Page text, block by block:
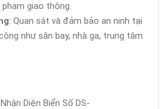
giao thông.
: Quan sát và đảm bảo an ninh tại
như sân bay, nhà ga, trung tâm
Diện Biển Số DS-